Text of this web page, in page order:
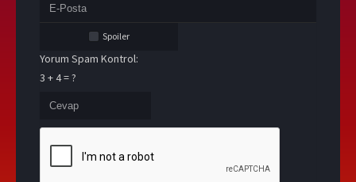
Spoiler
Yorum Spam Kontrol:
3 + 4 = ?